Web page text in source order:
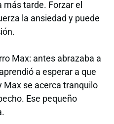
tarde. Forzar el
la ansiedad y puede
Max: antes abrazaba a
a esperar a que
Max se acerca tranquilo
Ese pequeño